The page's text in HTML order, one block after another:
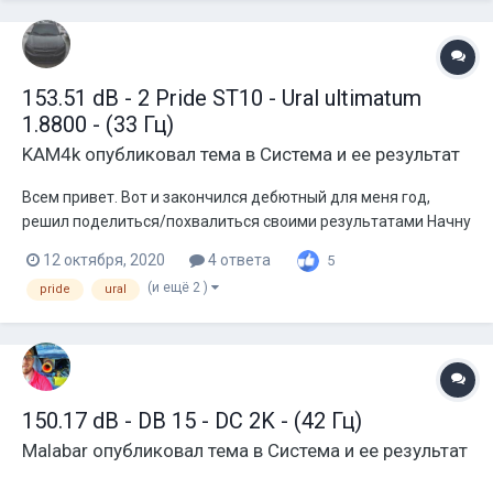
153.51 dB - 2 Pride ST10 - Ural ultimatum
1.8800 - (33 Гц)
KAM4k опубликовал тема в Система и ее результат
Всем привет. Вот и закончился дебютный для меня год,
решил поделиться/похвалиться своими результатами Начну
финал LowCoast в г. Саратов в классе фронт на тот момент
стояло 2*pride Diamond 8 1*Solo v2 и 1 Pride H1. На подзвучку
12 октября, 2020 4 ответа 5
pride ural (и ещё 2 )
150.17 dB - DB 15 - DC 2K - (42 Гц)
Malabar опубликовал тема в Система и ее результат